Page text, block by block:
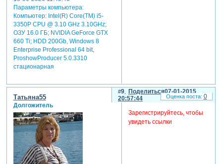
Параметры компьютера:
Компьютер: Intel(R) Core(TM) i5-
3350P CPU @ 3.10 GHz 3.10GHz;
ОЗУ 16.0 ГБ; NVIDIA GeForce GTX
660 Ti; HDD 200Gb, Windows 8
Enterprise Professional 64 bit,
ProshowProducer 5.0.3310
стационарная
Поделиться
9
07-01-2015
20:57:44
Татьяна55
Долгожитель
Зарегистрируйтесь, чтобы
увидеть ссылки
0